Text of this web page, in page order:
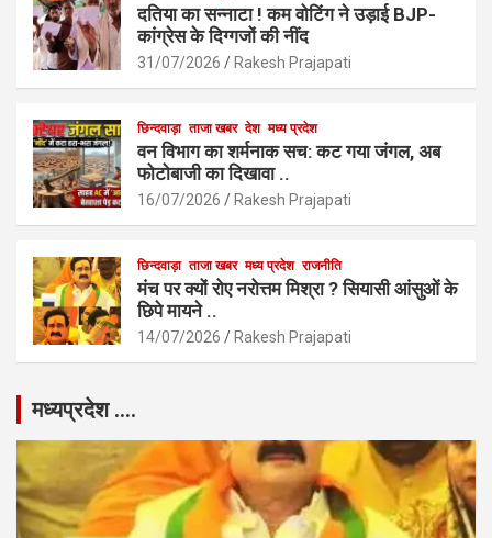
दतिया का सन्नाटा ! कम वोटिंग ने उड़ाई BJP-
कांग्रेस के दिग्गजों की नींद
31/07/2026 Rakesh Prajapati
छिन्दवाड़ा ताजा खबर देश मध्य प्रदेश
वन विभाग का शर्मनाक सच: कट गया जंगल, अब
फोटोबाजी का दिखावा ..
16/07/2026 Rakesh Prajapati
छिन्दवाड़ा ताजा खबर मध्य प्रदेश राजनीति
मंच पर क्यों रोए नरोत्तम मिश्रा ? सियासी आंसुओं के
छिपे मायने ..
14/07/2026 Rakesh Prajapati
मध्यप्रदेश ….